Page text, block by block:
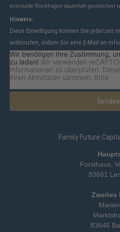
eventuelle Rückfragen dauerhaft gespeichert
Hinweis:
Diese Einwilligung können Sie jederzeit
widerrufen, indem Sie eine E-Mail an
Wir benötigen Ihre Zustimmung,
zu laden! Wir verwenden
Informationen zu überprüfen.
Ihren Aktivitäten sammeln. Bitte
Senden
Family Future
Forsthaus,
83661
Zweites
83646